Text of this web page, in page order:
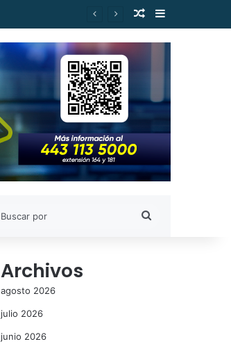
Publicación al
Barra lateral
Archivos
agosto 2026
julio 2026
junio 2026